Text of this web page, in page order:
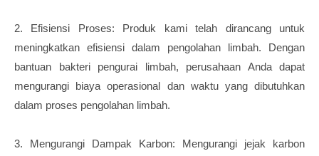
2. Efisiensi Proses: Produk kami telah dirancang untuk
meningkatkan efisiensi dalam pengolahan limbah. Dengan
bantuan bakteri pengurai limbah, perusahaan Anda dapat
mengurangi biaya operasional dan waktu yang dibutuhkan
dalam proses pengolahan limbah.
3. Mengurangi Dampak Karbon: Mengurangi jejak karbon